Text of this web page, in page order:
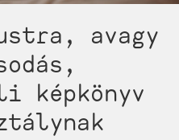
avagy
képkönyv